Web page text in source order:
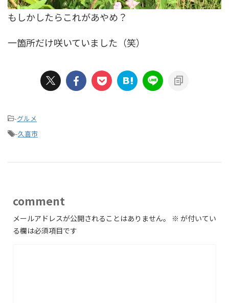
もしかしたらこれがあやめ？
一箇所だけ咲いていました（笑）
-グルメ
-久喜市
comment
メールアドレスが公開されることはありません。 ※ が付いてい
る欄は必須項目です